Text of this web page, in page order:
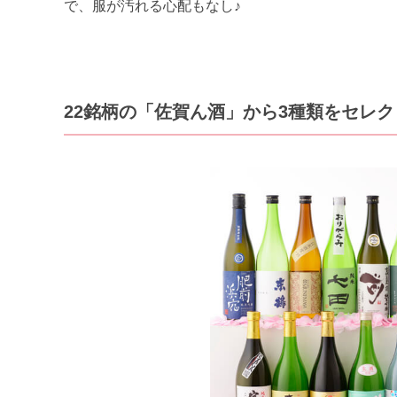
で、服が汚れる心配もなし♪
22銘柄の「佐賀ん酒」から3種類をセレ